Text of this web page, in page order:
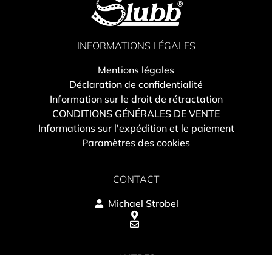
INFORMATIONS LÉGALES
Mentions légales
Déclaration de confidentialité
Information sur le droit de rétractation
CONDITIONS GÉNÉRALES DE VENTE
Informations sur l'expédition et le paiement
Paramètres des cookies
CONTACT
Michael Strobel